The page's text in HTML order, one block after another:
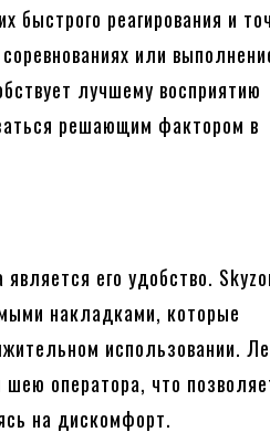
быстрого реагирования и
или
лучшему восприятию
решающим фактором в
его удобство.
накладками, которые
использовании.
шею оператора, что
на дискомфорт.